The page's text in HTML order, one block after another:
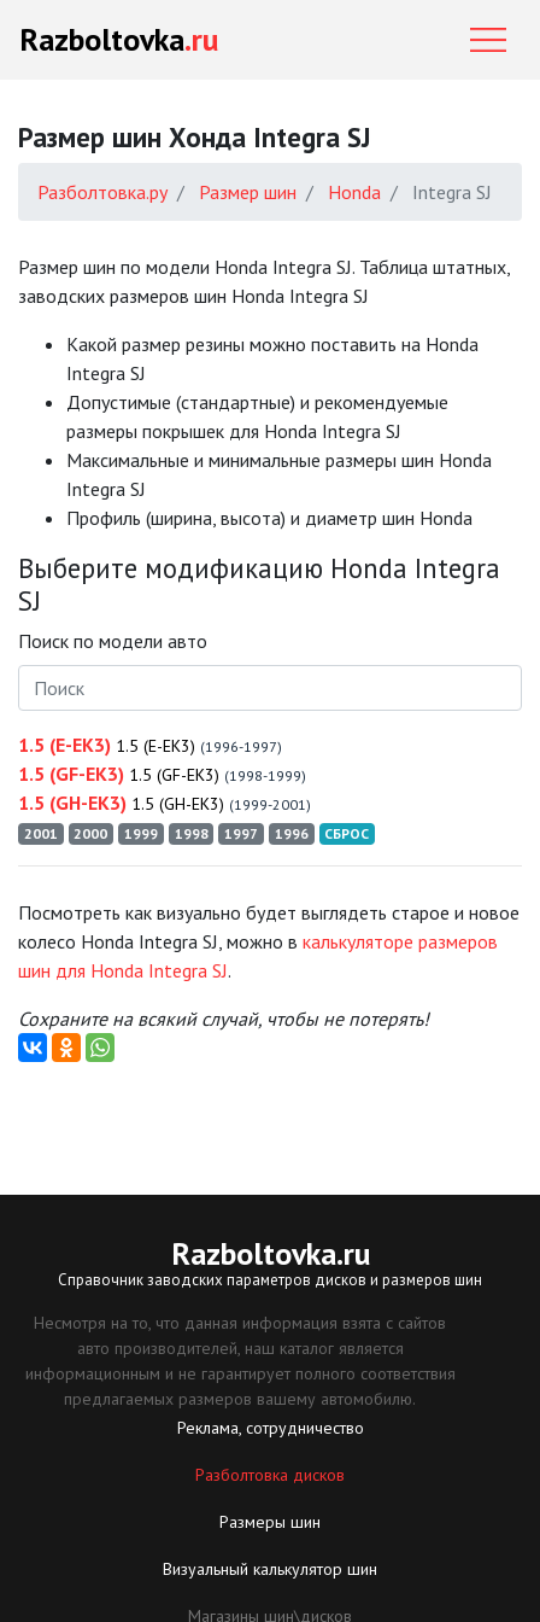
Razboltovka.ru
Размер шин Хонда Integra SJ
Разболтовка.ру Размер шин Honda Integra SJ
Размер шин по модели Honda Integra SJ. Таблица штатных,
заводских размеров шин Honda Integra SJ
Какой размер резины можно поставить на Honda
Integra SJ
Допустимые (стандартные) и рекомендуемые
размеры покрышек для Honda Integra SJ
Mаксимальные и минимальные размеры шин Honda
Integra SJ
Профиль (ширина, высота) и диаметр шин Honda
Выберите модификацию Honda Integra
SJ
Поиск по модели авто
1.5 (E-EK3) 1.5 (E-EK3) (1996-1997)
1.5 (GF-EK3) 1.5 (GF-EK3) (1998-1999)
1.5 (GH-EK3) 1.5 (GH-EK3) (1999-2001)
2001
2000 1999 1998 1997 1996 СБРОС
Посмотреть как визуально будет выглядеть старое и новое
колесо Honda Integra SJ, можно в калькуляторе размеров
шин для Honda Integra SJ.
Сохраните на всякий случай, чтобы не потерять!
Razboltovka.ru
Справочник заводских параметров дисков и размеров шин
Несмотря на то, что данная информация взята с сайтов
авто производителей, наш каталог является
информационным и не гарантирует полного соответствия
предлагаемых размеров вашему автомобилю.
Реклама, сотрудничество
Разболтовка дисков
Размеры шин
Визуальный калькулятор шин
Магазины шин\дисков